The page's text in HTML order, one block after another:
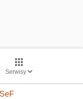
Serwisy